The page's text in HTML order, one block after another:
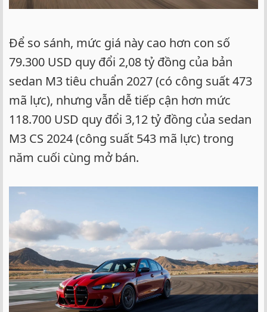
Để so sánh, mức giá này cao hơn con số
79.300 USD quy đổi 2,08 tỷ đồng của bản
sedan M3 tiêu chuẩn 2027 (có công suất 473
mã lực), nhưng vẫn dễ tiếp cận hơn mức
118.700 USD quy đổi 3,12 tỷ đồng của sedan
M3 CS 2024 (công suất 543 mã lực) trong
năm cuối cùng mở bán.